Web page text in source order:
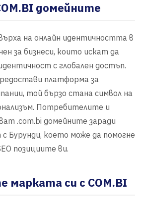
домейните
на онлайн идентичността в
за бизнеси, които искат да
с глобален достъп.
платформа за
той бързо стана символ на
Потребителите и
.com.bi домейните заради
Бурунди, което може да помогне
позициите ви.
си с COM.BI